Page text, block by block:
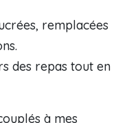
remplacées
des repas tout en
à mes